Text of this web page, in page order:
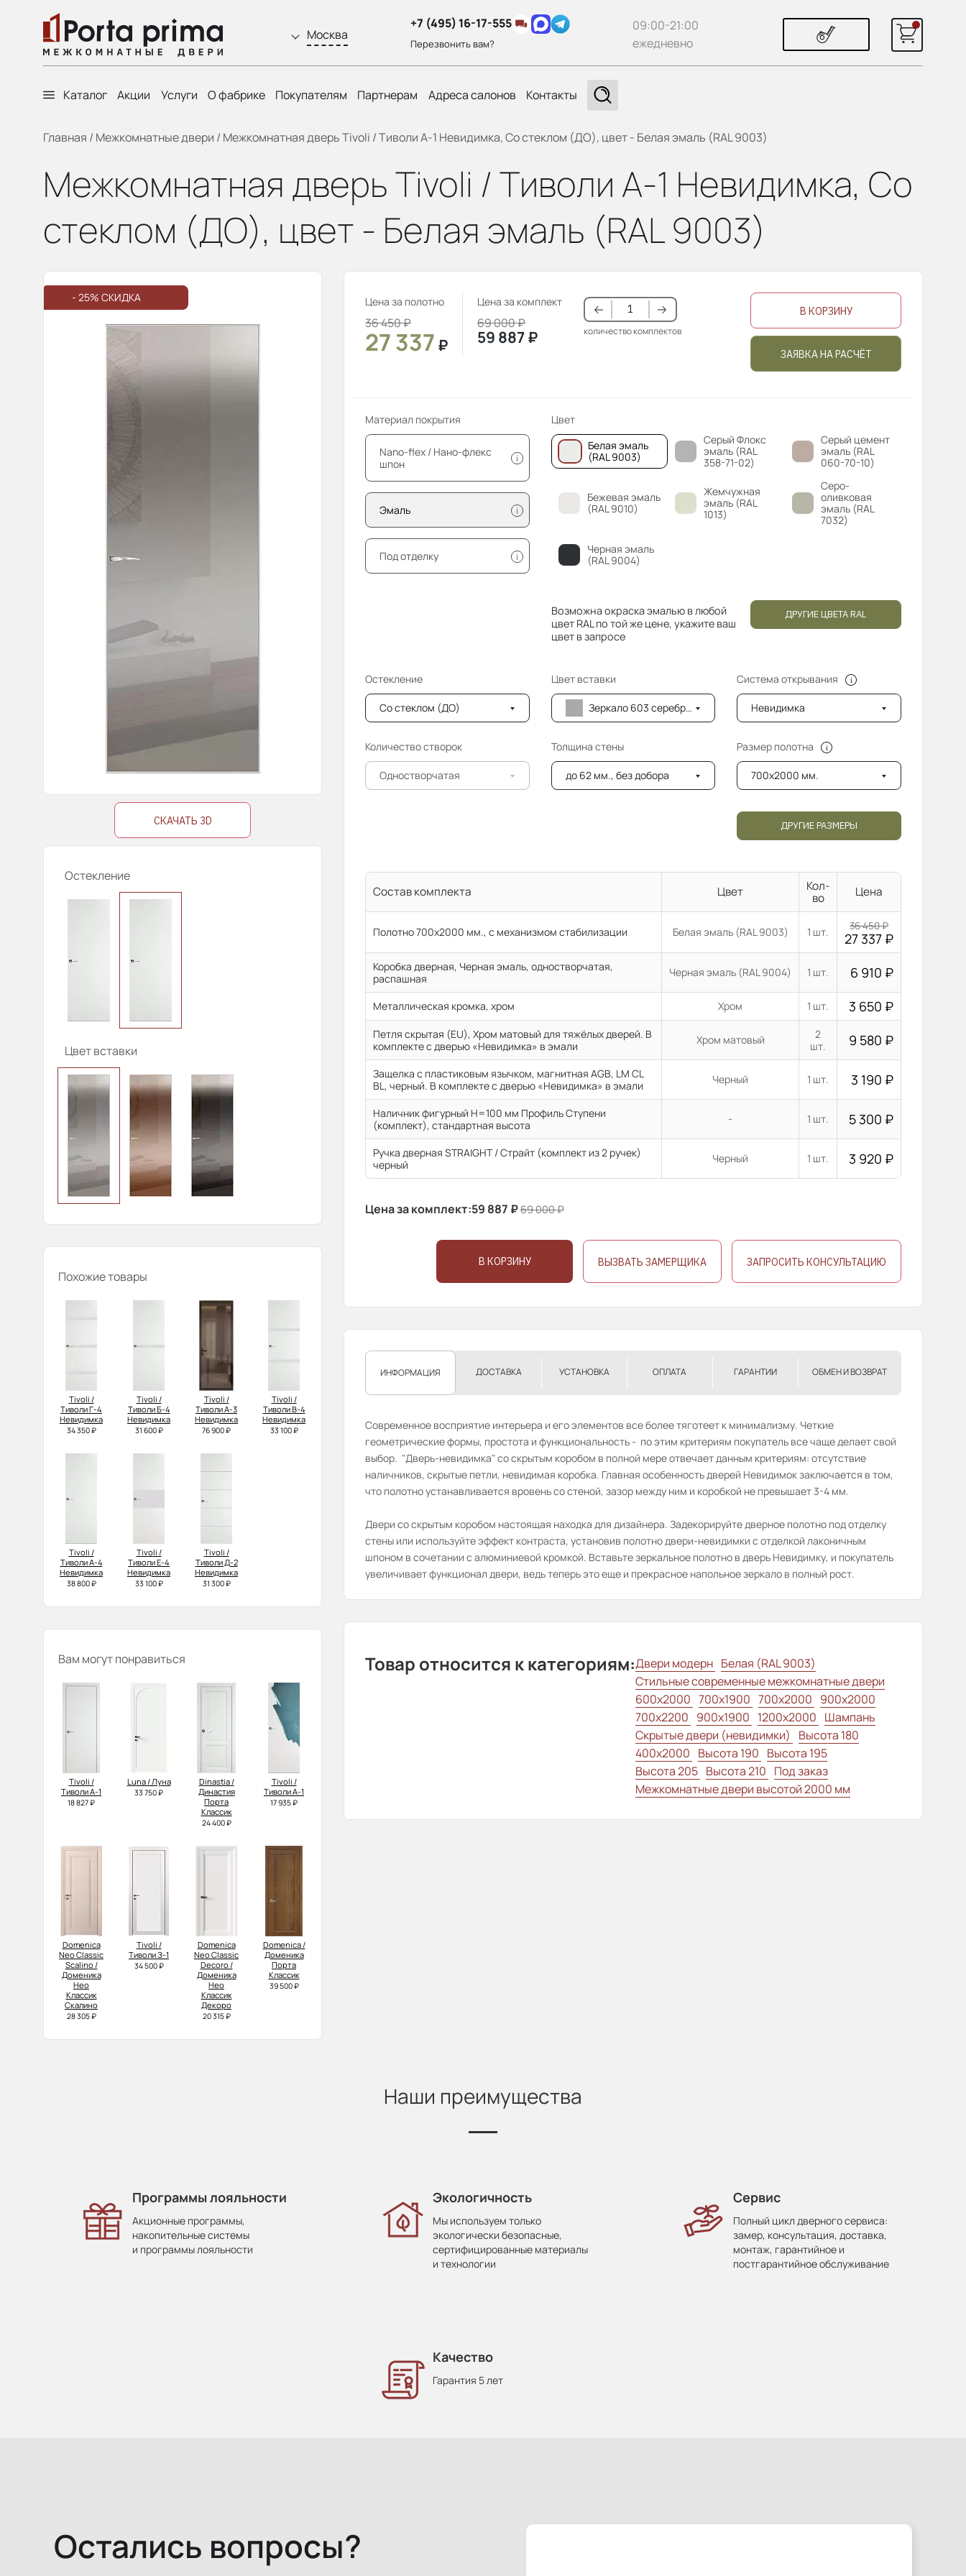
Москва
+7 (495) 16-17-555
Перезвонить вам?
09:00-21:00
ежедневно
Каталог Акции Услуги О фабрике Покупателям Партнерам Адреса салонов Контакты
Главная / Межкомнатные двери / Межкомнатная дверь Tivoli / Тиволи А-1 Невидимка, Со стеклом (ДО), цвет - Белая эмаль (RAL 9003)
Межкомнатная дверь Tivoli / Тиволи А-1 Невидимка, Со
стеклом (ДО), цвет - Белая эмаль (RAL 9003)
- 25% СКИДКА
СКАЧАТЬ 3D
Остекление
Цвет вставки
Похожие товары
Tivoli /
Тиволи Г-4
Невидимка
34 350 ₽
Tivoli /
Тиволи Б-4
Невидимка
31 600 ₽
Tivoli /
Тиволи А-3
Невидимка
76 900 ₽
Tivoli /
Тиволи В-4
Невидимка
33 100 ₽
Tivoli /
Тиволи А-4
Невидимка
38 800 ₽
Tivoli /
Тиволи Е-4
Невидимка
33 100 ₽
Tivoli /
Тиволи Д-2
Невидимка
31 300 ₽
Вам могут понравиться
Tivoli /
Тиволи А-1
18 827 ₽
Luna / Луна
33 750 ₽
Dinastia /
Династия
Порта
Классик
24 400 ₽
Tivoli /
Тиволи А-1
17 935 ₽
Domenica
Neo Classic
Scalino /
Доменика
Нео
Классик
Скалино
28 305 ₽
Tivoli /
Тиволи З-1
34 500 ₽
Domenica
Neo Classic
Decoro /
Доменика
Нео
Классик
Декоро
20 315 ₽
Domenica /
Доменика
Порта
Классик
39 500 ₽
Цена за полотно
36 450₽
27 337 ₽
Цена за комплект
69 000₽
59 887₽ количество комплектов
В КОРЗИНУ
ЗАЯВКА НА РАСЧЁТ
Материал покрытия
Nano-flex / Нано-флекс
шпон
i
Эмаль i
Под отделку i
Цвет
Белая эмаль
(RAL 9003)
Серый Флокс
эмаль (RAL
358-71-02)
Серый цемент
эмаль (RAL
060-70-10)
Бежевая эмаль
(RAL 9010)
Жемчужная
эмаль (RAL
1013)
Серо-
оливковая
эмаль (RAL
7032)
Черная эмаль
(RAL 9004)
Возможна окраска эмалью в любой
цвет RAL по той же цене, укажите ваш
цвет в запросе
ДРУГИЕ ЦВЕТА RAL
Остекление
Со стеклом (ДО)
Цвет вставки
Зеркало 603 серебро с 1 стороны
Система открывания
Невидимка
Количество створок
Одностворчатая
Толщина стены
до 62 мм., без добора
Размер полотна
700x2000 мм.
ДРУГИЕ РАЗМЕРЫ
Состав комплекта Цвет
Кол-
во
Цена
Полотно 700x2000 мм., с механизмом стабилизации Белая эмаль (RAL 9003) 1 шт. 36 450₽
27 337 ₽
Коробка дверная, Черная эмаль, одностворчатая,
распашная
Черная эмаль (RAL 9004) 1 шт. 6 910 ₽
Металлическая кромка, хром Хром 1 шт. 3 650 ₽
Петля скрытая (EU), Хром матовый для тяжёлых дверей. В
комплекте с дверью «Невидимка» в эмали
Хром матовый
2
шт.
9 580 ₽
Защелка с пластиковым язычком, магнитная AGB, LM CL
BL, черный. В комплекте с дверью «Невидимка» в эмали
Черный 1 шт. 3 190 ₽
Наличник фигурный H=100 мм Профиль Ступени
(комплект), стандартная высота
- 1 шт. 5 300 ₽
Ручка дверная STRAIGHT / Страйт (комплект из 2 ручек)
черный
Черный 1 шт. 3 920 ₽
Цена за комплект:59 887 ₽69 000₽
В КОРЗИНУ ВЫЗВАТЬ ЗАМЕРЩИКА ЗАПРОСИТЬ КОНСУЛЬТАЦИЮ
ИНФОРМАЦИЯ ДОСТАВКА УСТАНОВКА ОПЛАТА ГАРАНТИИ ОБМЕН И ВОЗВРАТ
Современное восприятие интерьера и его элементов все более тяготеет к минимализму. Четкие
геометрические формы, простота и функциональность - по этим критериям покупатель все чаще делает свой
выбор. "Дверь-невидимка" со скрытым коробом в полной мере отвечает данным критериям: отсутствие
наличников, скрытые петли, невидимая коробка. Главная особенность дверей Невидимок заключается в том,
что полотно устанавливается вровень со стеной, зазор между ним и коробкой не превышает 3-4 мм.
Двери со скрытым коробом настоящая находка для дизайнера. Задекорируйте дверное полотно под отделку
стены или используйте эффект контраста, установив полотно двери-невидимки с отделкой лаконичным
шпоном в сочетании с алюминиевой кромкой. Вставьте зеркальное полотно в дверь Невидимку, и покупатель
увеличивает функционал двери, ведь теперь это еще и прекрасное напольное зеркало в полный рост.
Товар относится к категориям:Двери модерн Белая (RAL 9003)
Стильные современные межкомнатные двери
600x2000 700x1900 700x2000 900x2000
700x2200 900x1900 1200x2000 Шампань
Скрытые двери (невидимки)
Высота 180
400x2000 Высота 190 Высота 195
Высота 205 Высота 210 Под заказ
Межкомнатные двери высотой 2000 мм
Наши преимущества
Программы лояльности
Акционные программы,
накопительные системы
и программы лояльности
Экологичность
Мы используем только
экологически безопасные,
сертифицированные материалы
и технологии
Сервис
Полный цикл дверного сервиса:
замер, консультация, доставка,
монтаж, гарантийное и
постгарантийное обслуживание
Качество
Гарантия 5 лет
Остались вопросы?